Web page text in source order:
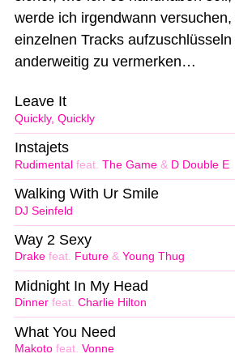
werde ich irgendwann
einzelnen Tracks
anderweitig zu vermerken…
Quickly, Quickly
Leave It
Rudimental feat. The Game & D Double E
Instajets
DJ Seinfeld
Walking With Ur Smile
Drake feat. Future & Young Thug
Way 2 Sexy
Dinner feat. Charlie Hilton
Midnight In My Head
Makoto feat. Vonne
What You Need